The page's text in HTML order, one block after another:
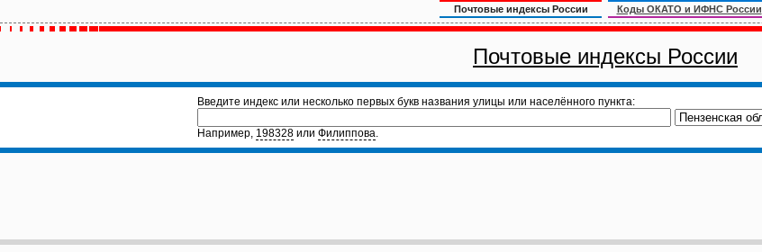
Почтовые индексы России Коды ОКАТО и ИФНС России
Почтовые индексы России
Введите индекс или несколько первых букв названия улицы или населённого пункта:
Например, 198328 или Филиппова.